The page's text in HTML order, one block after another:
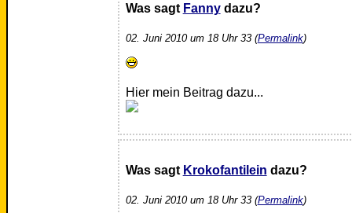
Was sagt Fannydazu?
02. Juni 2010 um 18 Uhr 33 (Permalink)
Hier mein Beitrag dazu...
Was sagt Krokofantilein dazu?
02. Juni 2010 um 18 Uhr 33 (Permalink)